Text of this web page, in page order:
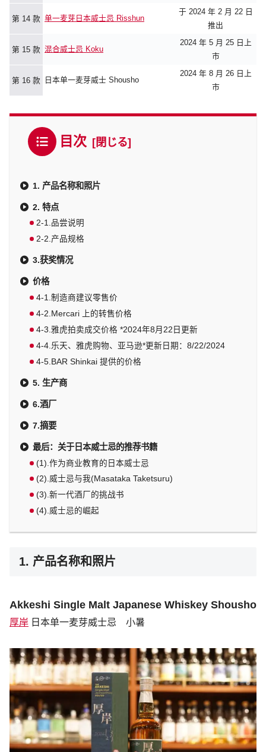
第 14 款 单一麦芽日本威士忌 Risshun
于 2024 年 2 月 22 日
推出
第 15 款 混合威士忌 Koku
2024 年 5 月 25 日上
市
第 16 款 日本单一麦芽威士 Shousho
2024 年 8 月 26 日上
市
目次
1. 产品名称和照片
2. 特点
2-1.品尝说明
2-2.产品规格
3.获奖情况
价格
4-1.制造商建议零售价
4-2.Mercari 上的转售价格
4-3.雅虎拍卖成交价格 *2024年8月22日更新
4-4.乐天、雅虎购物、亚马逊*更新日期：8/22/2024
4-5.BAR Shinkai 提供的价格
5. 生产商
6.酒厂
7.摘要
最后：关于日本威士忌的推荐书籍
(1).作为商业教育的日本威士忌
(2).威士忌与我(Masataka Taketsuru)
(3).新一代酒厂的挑战书
(4).威士忌的崛起
1. 产品名称和照片
Akkeshi Single Malt Japanese Whiskey Shousho
厚岸 日本单一麦芽威士忌 小暑